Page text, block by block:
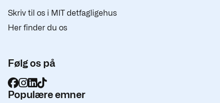
Skriv til os i MIT detfagligehus
Her finder du os
Følg os på
Populære emner